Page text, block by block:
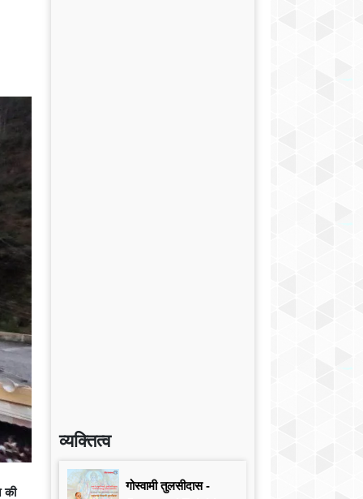
की
व्यक्तित्व
गोस्वामी तुलसीदास -